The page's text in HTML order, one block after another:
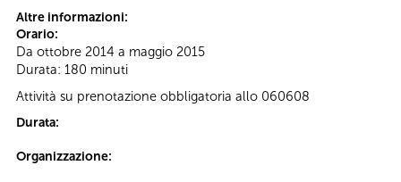
Altre informazioni:
Orario:
Da ottobre 2014 a maggio 2015
Durata: 180 minuti
Attività su prenotazione obbligatoria allo 060608
Durata:
Organizzazione: